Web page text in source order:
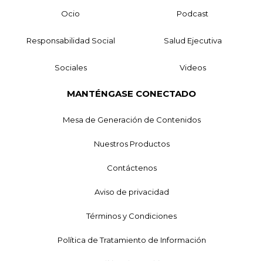
Ocio Podcast
Responsabilidad Social Salud Ejecutiva
Sociales Videos
MANTÉNGASE CONECTADO
Mesa de Generación de Contenidos
Nuestros Productos
Contáctenos
Aviso de privacidad
Términos y Condiciones
Política de Tratamiento de Información